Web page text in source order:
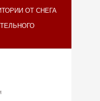
ОТ СНЕГА